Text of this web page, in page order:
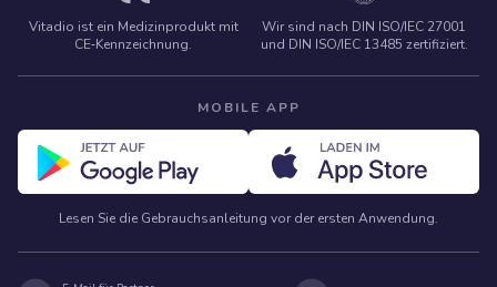
Vitadio ist ein Medizinprodukt mit
CE‑Kennzeichnung.
Wir sind nach DIN ISO/IEC 27001
und DIN ISO/IEC 13485 zertifiziert.
MOBILE APP
Lesen Sie die Gebrauchsanleitung vor der ersten Anwendung.